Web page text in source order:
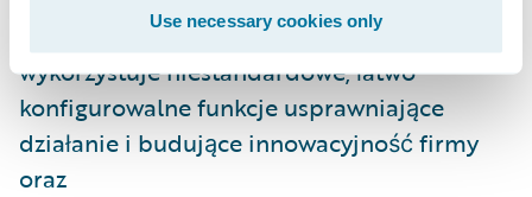
Use necessary cookies only
wykorzystuje niestandardowe, łatwo
konfigurowalne funkcje usprawniające
działanie i budujące innowacyjność firmy
oraz